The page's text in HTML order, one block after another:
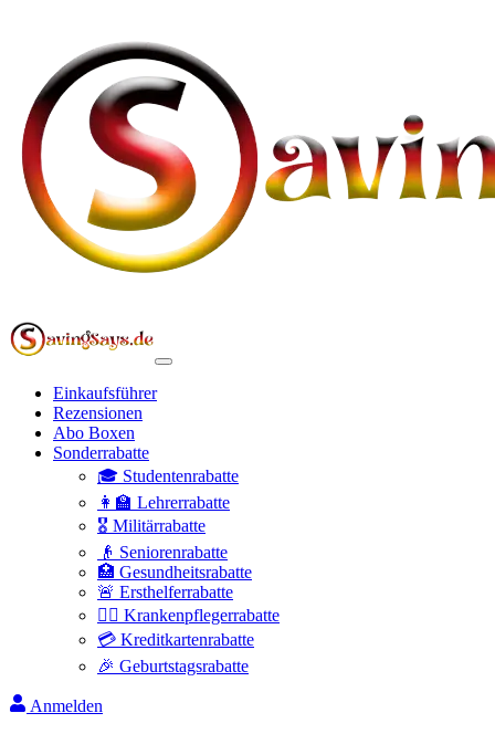
Einkaufsführer
Rezensionen
Abo Boxen
Sonderrabatte
🎓 Studentenrabatte
👩‍🏫 Lehrerrabatte
🎖️ Militärrabatte
👴 Seniorenrabatte
🏥 Gesundheitsrabatte
🚨 Ersthelferrabatte
👩‍⚕️ Krankenpflegerrabatte
💳 Kreditkartenrabatte
🎉 Geburtstagsrabatte
Anmelden